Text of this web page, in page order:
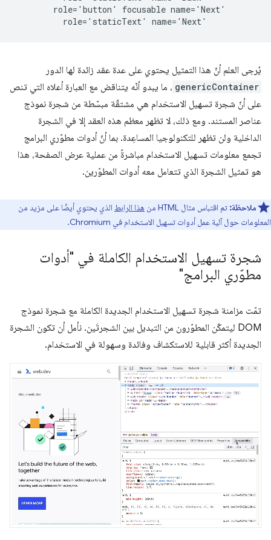
        role='button' focusable name='Next'
يُرجى العلم أنّ هذا التمثيل يحتوي على عدة عقد زائدة لها الدور
genericContainer ، ما يبدو أنّه يتناقض مع العبارة أعلاه التي تنص
على أنّ شجرة تسهيل الاستخدام هي مشتقّة مبسّطة من شجرة نموذج
عناصر المستند. ومع ذلك، لا تظهر معظم هذه العقد إلا في الشجرة
الداخلية ولن تظهر للتكنولوجيا المساعِدة. بما أنّ أدوات مطوّري البرامج
تجمع معلومات تسهيل الاستخدام مباشرةً من عملية عرض الصفحة، هذا
هو تمثيل الشجرة الذي تتعامل معه أدوات المطوّرين.
ملاحظة: تم اقتباس مثال HTML من هذا الرابط الذي يحتوي أيضًا على مزيد من
المعلومات حول آلية عمل أدوات تسهيل الاستخدام في Chromium.
شجرة تسهيل الاستخدام الكاملة في "أدوات
مطوّري البرامج"
تمّت مزامنة شجرة تسهيل الاستخدام الجديدة الكاملة مع شجرة نموذج
DOM ليتمكّن المطوّرون من التبديل بين الشجرتَين. نأمل أن تكون الشجرة
الجديدة أكثر قابلية للاستكشاف وفائدة وسهولة في الاستخدام.